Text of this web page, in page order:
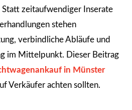
zeitaufwendiger Inserate
stehen
verbindliche Abläufe und
im Mittelpunkt. Dieser Beitrag
in Münster
Verkäufer achten sollten.